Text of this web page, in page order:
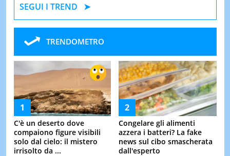
SEGUI I TREND
TRENDOMETRO
C'è un deserto dove
compaiono figure visibili
solo dal cielo: il mistero
irrisolto da ...
Congelare gli alimenti
azzera i batteri? La fake
news sul cibo smascherata
dall'esperto